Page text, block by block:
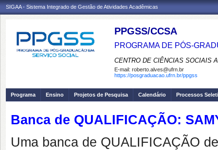
SIGAA - Sistema Integrado de Gestão de Atividades Acadêmicas
PPGSS/CCSA
PROGRAMA DE PÓS-
CENTRO DE CIÊNCIAS SOCIAIS
E-mail: roberto.alves@ufrn.br
https://posgraduacao.ufrn.br/ppgss
Programa Ensino Projetos de Pesquisa Calendário Processos
Banca de QUALIFICAÇÃO:
Uma banca de QUALIFICAÇÃO